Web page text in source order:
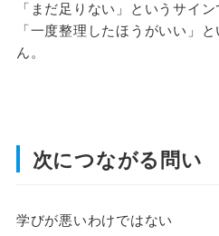
「まだ足りない」というサイン
「一度整理したほうがいい」
ん。
次につながる問い
学びが悪いわけではない